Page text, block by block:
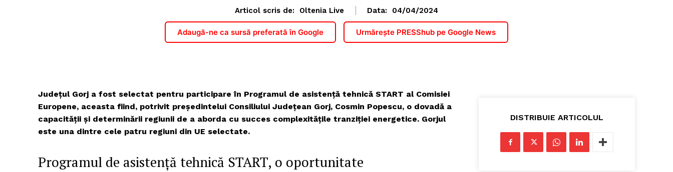
Articol scris de: Oltenia Live Data: 04/04/2024
Adaugă-ne ca sursă preferată în Google Urmărește PRESShub pe Google News
Județul Gorj a fost selectat pentru participare în Programul de asistență tehnică START al Comisiei
Europene, aceasta fiind, potrivit președintelui Consiliului Județean Gorj, Cosmin Popescu, o dovadă a
capacității și determinării regiunii de a aborda cu succes complexitățile tranziției energetice. Gorjul
este una dintre cele patru regiuni din UE selectate.
Programul de asistență tehnică START, o oportunitate
DISTRIBUIE ARTICOLUL